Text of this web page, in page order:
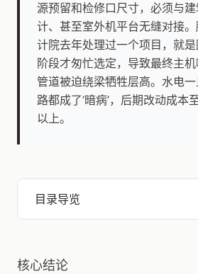
源预留和检修口尺寸，必须与
计、甚至室外机平台无缝对接
计院去年处理过一个项目，就
阶段才匆忙选定，导致最终主机
管道被迫绕梁牺牲层高。水电
路都成了‘暗病’，后期改动成本
以上。
目录导览
核心结论